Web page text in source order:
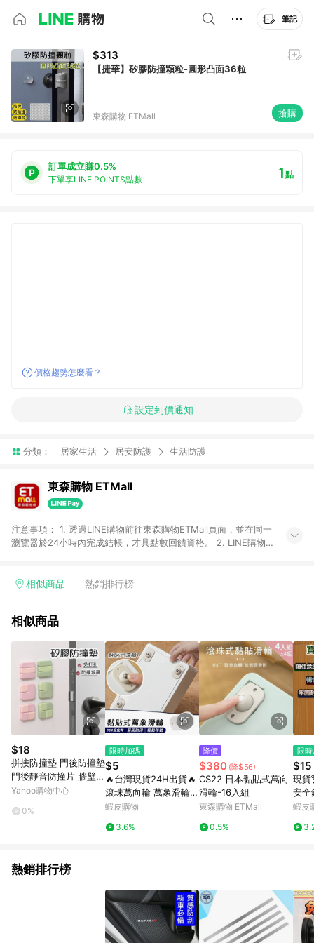
筆記
$313
【捷華】矽膠防撞顆粒-圓形凸面36粒
東森購物 ETMall 搶購
訂單成立賺0.5%
下單享LINE POINTS點數 1點
價格趨勢怎麼看？
設定到價通知
分類： 居家生活 居安防護 生活防護
東森購物 ETMall
注意事項： 1. 透過LINE購物前往東森購物ETMall頁面，並在同一
瀏覽器於24小時內完成結帳，才具點數回饋資格。 2. LINE購物
單，皆不在點數回饋範圍內。 3. 如購買以下類別商品，將無法獲
球嚴選、商城、專案商品、「草莓網」全館商品。 4. 如取消訂
回饋。 5. 點數回饋會扣除所有折扣優惠後之最終發票金額計算，
實際回饋請依LINE購物通知為主。 6. 訂單如有使用東森購物
ETMall站內之折扣優惠(包含但不限於東森幣、樂透金、東森現金
券等)，不具點數回饋資格。詳細請依東森購物ETMall之結帳頁面
顯示為準。 7. LINE購物設有「單一商品最高回饋點數」機制(特
殊活動時開放「回饋無上限」)，以同一訂單中同一商品不論件數
計算，並依訂單成立時間當下LINE購物所設定的回饋機制為準。
8. LINE購物為購物資訊整合性平台，商品資料更新會有時間差，
如顯示之商品規格、顏色、價位、贈品與東森購物ETMall銷售網
頁不符，以銷售網頁標示為準。 9. 若有贈點爭議，請務必於訂單
日期+180天以內至LINE購物客服洽詢；若超過180天(含)以上進
行申訴，恕無法贈點回饋。 10. 部分點數紅包僅限指定商品使
用，或不適用於無回饋商品。各點數紅包之適用商品與使用條件
請依點數紅包頁面規則為準。
相似商品 熱銷排行榜
相似商品
$18
拼接防撞墊 門後防撞墊
門後靜音防撞片 牆壁橡
膠減震墊 加厚防撞 靜
Yahoo購物中心
0%
限時加碼
$5
🔥台灣現貨24H出貨🔥
滾珠萬向輪 萬象滑輪
搬運家具 黏貼式不打孔
輪 黏貼
蝦皮購物
3.6%
降價
$380 (降$56)
CS22 日本黏貼式萬向
滑輪-16入組
東森購物 ETMall
0.5%
限
$15
現貨
安全
防開
櫃子
蝦皮
熱銷排行榜